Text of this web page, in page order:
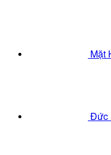
Mặt
Đức